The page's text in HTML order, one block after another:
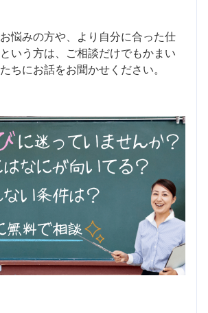
悩みの方や、より自分に合った仕
いう方は、ご相談だけでもかまい
ちにお話をお聞かせください。